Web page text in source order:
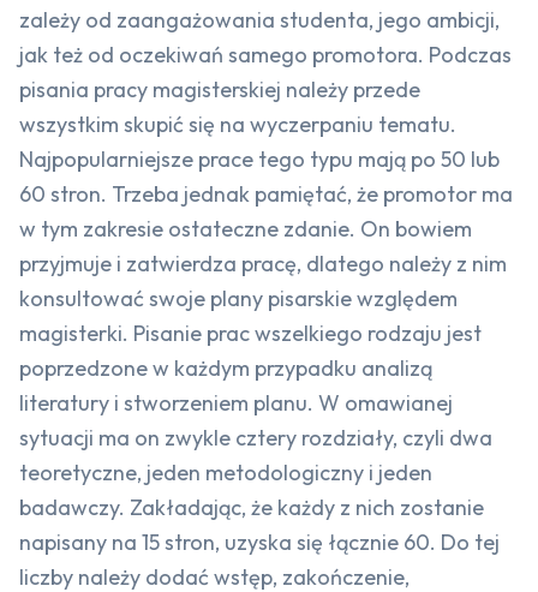
zależy od zaangażowania studenta, jego ambicji,
jak też od oczekiwań samego promotora. Podczas
pisania pracy magisterskiej należy przede
wszystkim skupić się na wyczerpaniu tematu.
Najpopularniejsze prace tego typu mają po 50 lub
60 stron. Trzeba jednak pamiętać, że promotor ma
w tym zakresie ostateczne zdanie. On bowiem
przyjmuje i zatwierdza pracę, dlatego należy z nim
konsultować swoje plany pisarskie względem
magisterki. Pisanie prac wszelkiego rodzaju jest
poprzedzone w każdym przypadku analizą
literatury i stworzeniem planu. W omawianej
sytuacji ma on zwykle cztery rozdziały, czyli dwa
teoretyczne, jeden metodologiczny i jeden
badawczy. Zakładając, że każdy z nich zostanie
napisany na 15 stron, uzyska się łącznie 60. Do tej
liczby należy dodać wstęp, zakończenie,